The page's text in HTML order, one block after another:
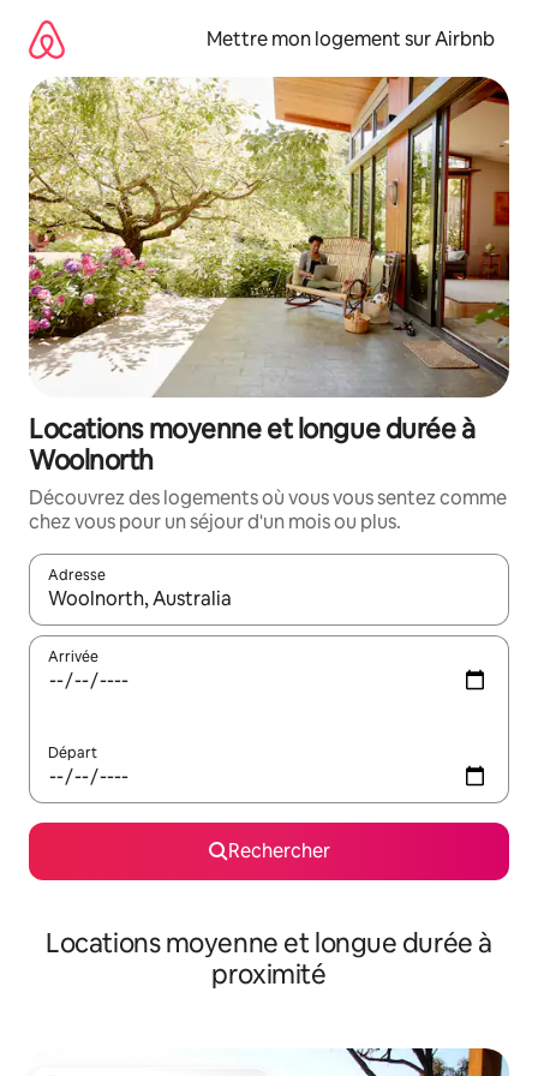
directement
contenu
Mettre mon logement sur Airbnb
Locations moyenne et longue durée à
Woolnorth
Découvrez des logements où vous vous sentez comme
chez vous pour un séjour d'un mois ou plus.
Adresse
Lorsque les résultats s'affichent, utilisez les flèches vers le
Arrivée
Départ
Rechercher
Locations moyenne et longue durée à
proximité